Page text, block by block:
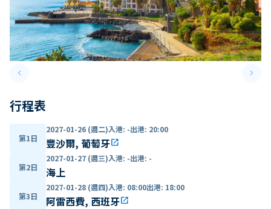
keyboard_arrow_leftPrevious slide keyboard_arrow_right
行程表
第1日
2027-01-26 (週二)入港: -出港: 20:00
豐沙爾, 葡萄牙open_in_new
第2日
2027-01-27 (週三)入港: -出港: -
海上
第3日
2027-01-28 (週四)入港: 08:00出港: 18:00
阿雷西費, 西班牙open_in_new